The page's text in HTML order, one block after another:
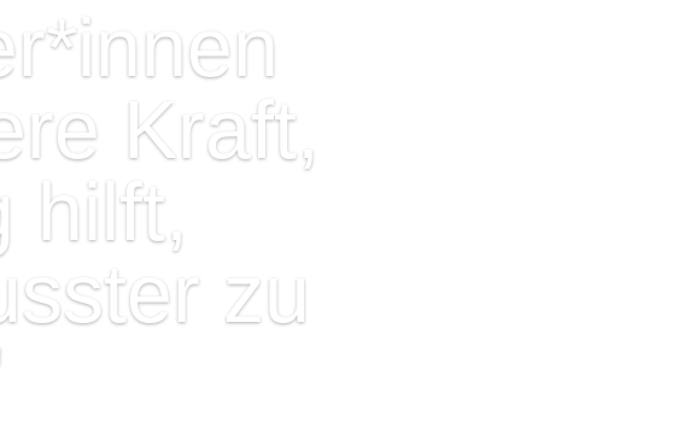
Kraft,
zu